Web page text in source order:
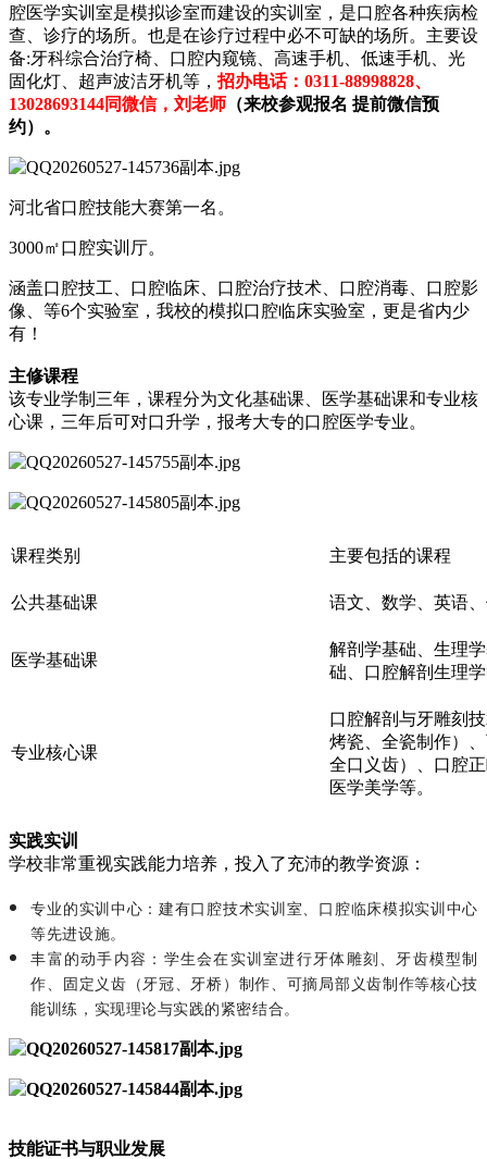
腔医学实训室是模拟诊室而建设的实训室，是口腔各种疾病检
查、诊疗的场所。也是在诊疗过程中必不可缺的场所。主要设
备:牙科综合治疗椅、口腔内窥镜、高速手机、低速手机、光
固化灯、超声波洁牙机等， 招办电话：0311-88998828、
13028693144同微信，刘老师 （来校参观报名 提前微信预
约）。
河北省口腔技能大赛第一名。
3000㎡口腔实训厅。
涵盖口腔技工、口腔临床、口腔治疗技术、口腔消毒、口腔影
像、等6个实验室，我校的模拟口腔临床实验室，更是省内少
有！
主修课程
该专业学制三年，课程分为文化基础课、医学基础课和专业核
心课，三年后可对口升学，报考大专的口腔医学专业。
课程类别 主要包括的课程
公共基础课 语文、数学、英语
医学基础课
解剖学基础、生理
础、口腔解剖生理
专业核心课
口腔解剖与牙雕刻
烤瓷、全瓷制作）
全口义齿）、口腔
医学美学等。
实践实训
学校非常重视实践能力培养，投入了充沛的教学资源：
专业的实训中心：建有口腔技术实训室、口腔临床模拟实训中心
等先进设施。
丰富的动手内容：学生会在实训室进行牙体雕刻、牙齿模型制
作、固定义齿（牙冠、牙桥）制作、可摘局部义齿制作等核心技
能训练，实现理论与实践的紧密结合。
技能证书与职业发展